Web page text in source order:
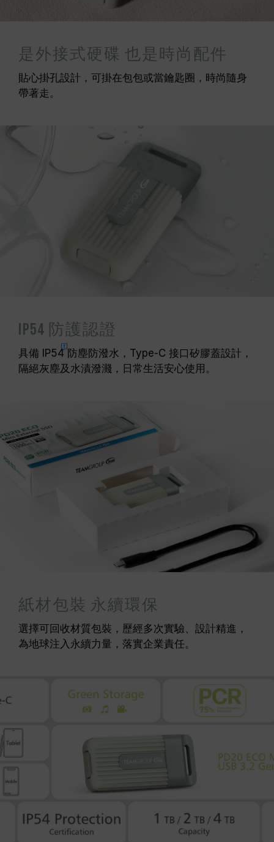
是外接式硬碟 也是時尚配件
貼心掛孔設計，可掛在包包或當鑰匙圈，時尚隨身
帶著走。
IP54 防護認證
具備 IP54防塵防潑水，Type-C 接口矽膠蓋設計，
隔絕灰塵及水漬潑濺，日常生活安心使用。
紙材包裝 永續環保
選擇可回收材質包裝，歷經多次實驗、設計精進，
為地球注入永續力量，落實企業責任。